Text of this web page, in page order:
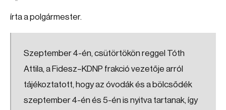
írta a polgármester.
Szeptember 4-én, csütörtökön reggel Tóth
Attila, a Fidesz–KDNP frakció vezetője arról
tájékoztatott, hogy az óvodák és a bölcsődék
szeptember 4-én és 5-én is nyitva tartanak, így